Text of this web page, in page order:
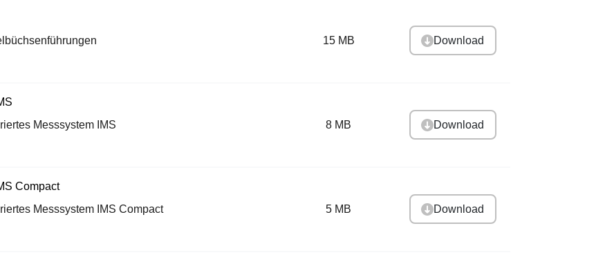
15 MB Download
Messsystem IMS 8 MB Download
Messsystem IMS Compact 5 MB Download